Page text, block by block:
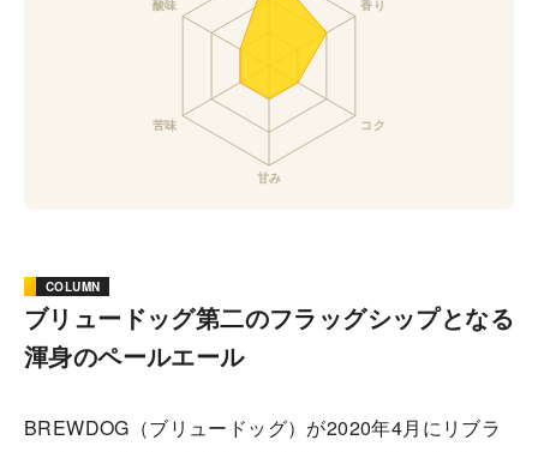
COLUMN
ブリュードッグ第二のフラッグシップとなる
渾身のペールエール
BREWDOG（ブリュードッグ）が2020年4月にリブラ